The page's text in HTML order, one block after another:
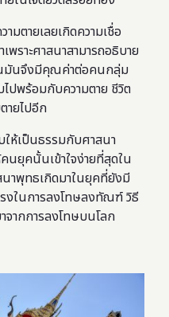
มตายเลยเกิดความเชื่อ
พราะศาสนาสามารถอธิบาย
นมันจึงมีคุณค่าต่อคนกลุ่ม
ไปพร้อมกับความตาย ชีวิต
ายไปอีก
ห้เป็นธรรมกับศาสนา
ยุคนั้นเข้าใจง่ายที่สุดใน
าพุทธเกิดมาในยุคที่ยังมี
งในการลงโทษลงทัณฑ์ วิธี
ากการลงโทษบนโลก